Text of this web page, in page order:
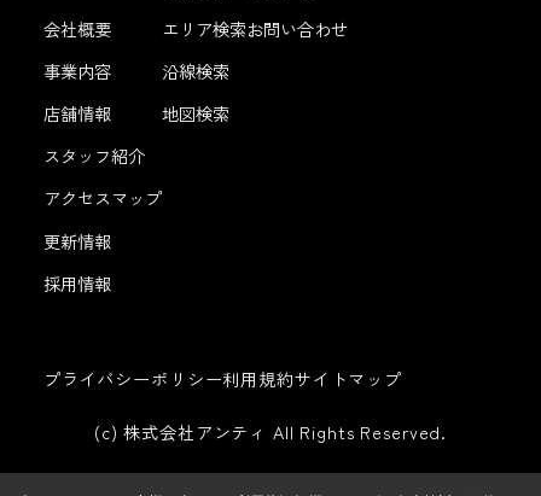
会社概要
事業内容
店舗情報
スタッフ紹介
アクセスマップ
更新情報
採用情報
エリア検索
沿線検索
地図検索
お問い合わせ
プライバシーポリシー利用規約サイトマップ
(c) 株式会社アンティ All Rights Reserved.